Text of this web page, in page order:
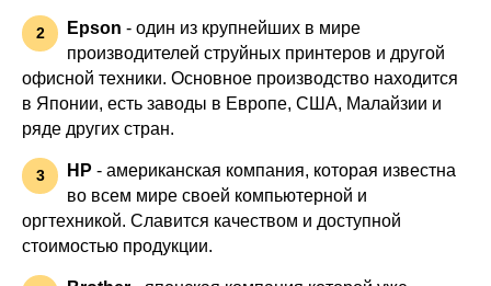
2 Epson - один из крупнейших в мире
производителей струйных принтеров и другой
офисной техники. Основное производство находится
в Японии, есть заводы в Европе, США, Малайзии и
ряде других стран.
3 HP - американская компания, которая известна
во всем мире своей компьютерной и
оргтехникой. Славится качеством и доступной
стоимостью продукции.